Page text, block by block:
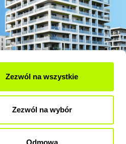
Zezwól na wszystkie
Zezwól na wybór
Odmowa